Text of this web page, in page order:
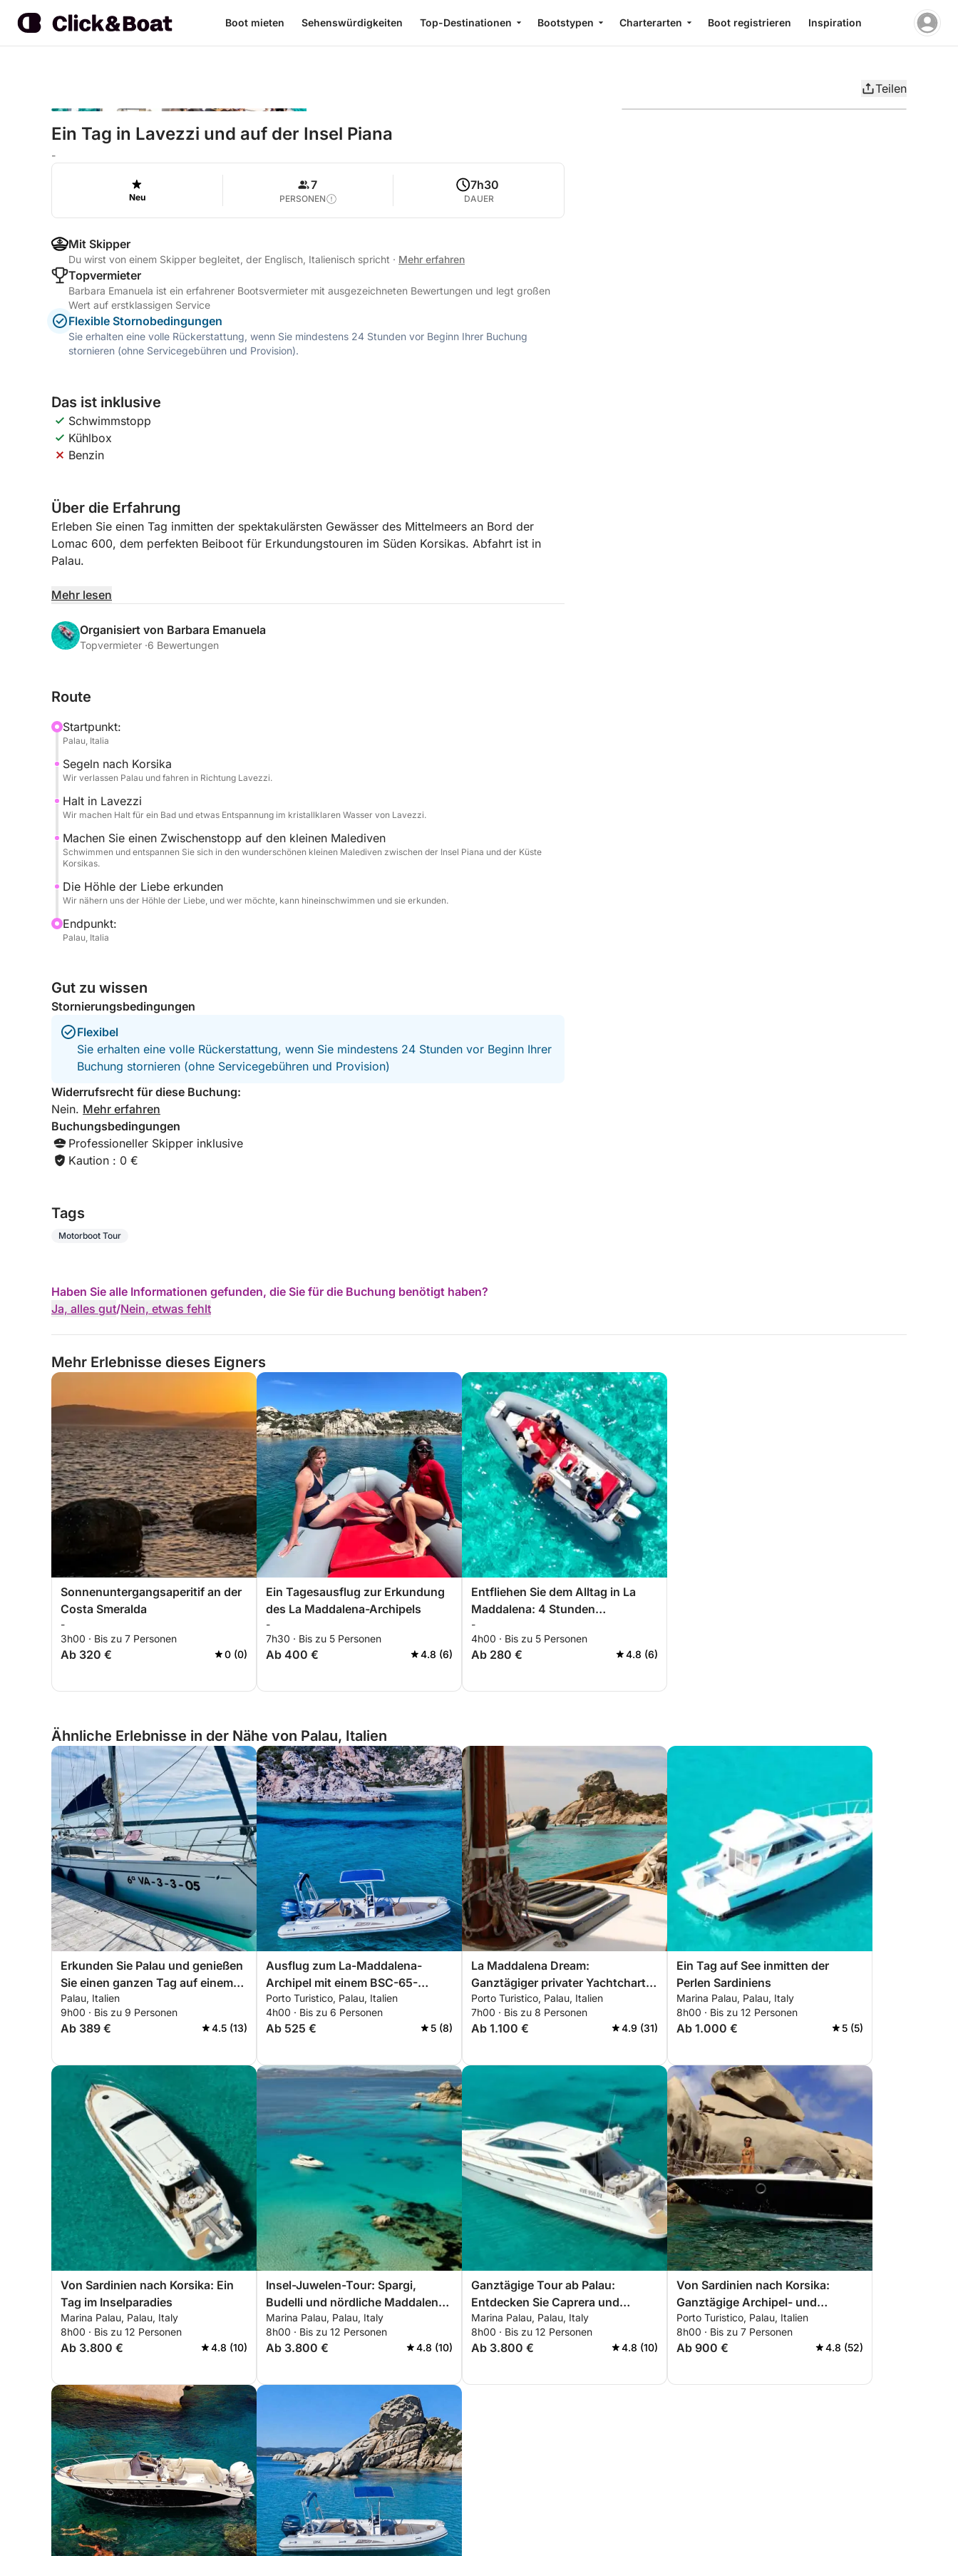
Boot mieten Sehenswürdigkeiten Top-Destinationen Bootstypen Charterarten Boot registrieren Inspiration
Teilen
Ein Tag in Lavezzi und auf der Insel Piana
-
Neu
7
PERSONEN
7h30
DAUER
Mit Skipper
Du wirst von einem Skipper begleitet, der Englisch, Italienisch spricht · Mehr erfahren
Topvermieter
Barbara Emanuela ist ein erfahrener Bootsvermieter mit ausgezeichneten Bewertungen und legt großen
Wert auf erstklassigen Service
Flexible Stornobedingungen
Sie erhalten eine volle Rückerstattung, wenn Sie mindestens 24 Stunden vor Beginn Ihrer Buchung
stornieren (ohne Servicegebühren und Provision).
Das ist inklusive
Schwimmstopp
Kühlbox
Benzin
Über die Erfahrung
Erleben Sie einen Tag inmitten der spektakulärsten Gewässer des Mittelmeers an Bord der
Lomac 600, dem perfekten Beiboot für Erkundungstouren im Süden Korsikas. Abfahrt ist in
Palau.
Wendig, stabil und ideal, um auch abgelegenere Buchten zu erreichen, bringt Sie die Lomac
Wasser und der türkisfarbene Meeresgrund bieten eine einzigartige Kulisse zum Schwimmen,
Schnorcheln und Entspannen.
und in aller Ruhe genießen möchten.
Mehr lesen
Organisiert von Barbara Emanuela
Topvermieter ·6 Bewertungen
Route
Startpunkt:
Palau, Italia
Segeln nach Korsika
Wir verlassen Palau und fahren in Richtung Lavezzi.
Halt in Lavezzi
Wir machen Halt für ein Bad und etwas Entspannung im kristallklaren Wasser von Lavezzi.
Machen Sie einen Zwischenstopp auf den kleinen Malediven
Schwimmen und entspannen Sie sich in den wunderschönen kleinen Malediven zwischen der Insel Piana und der Küste
Korsikas.
Die Höhle der Liebe erkunden
Wir nähern uns der Höhle der Liebe, und wer möchte, kann hineinschwimmen und sie erkunden.
Endpunkt:
Palau, Italia
Gut zu wissen
Stornierungsbedingungen
Flexibel
Sie erhalten eine volle Rückerstattung, wenn Sie mindestens 24 Stunden vor Beginn Ihrer
Buchung stornieren (ohne Servicegebühren und Provision)
Widerrufsrecht für diese Buchung:
Nein. Mehr erfahren
Buchungsbedingungen
Professioneller Skipper inklusive
Kaution : 0 €
Tags
Motorboot Tour
Haben Sie alle Informationen gefunden, die Sie für die Buchung benötigt haben?
Ja, alles gut/Nein, etwas fehlt
Mehr Erlebnisse dieses Eigners
Sonnenuntergangsaperitif an der
Costa Smeralda
-
3h00 · Bis zu 7 Personen
Ab 320 € 0 (0)
Ein Tagesausflug zur Erkundung
des La Maddalena-Archipels
-
7h30 · Bis zu 5 Personen
Ab 400 € 4.8 (6)
Entfliehen Sie dem Alltag in La
Maddalena: 4 Stunden
Entspannung inmitten des
Archipels
-
4h00 · Bis zu 5 Personen
Ab 280 € 4.8 (6)
Ähnliche Erlebnisse in der Nähe von Palau, Italien
Erkunden Sie Palau und genießen
Sie einen ganzen Tag auf einem
Segelboot.
Palau, Italien
9h00 · Bis zu 9 Personen
Ab 389 € 4.5 (13)
Ausflug zum La-Maddalena-
Archipel mit einem BSC-65-
Schlauchboot und Fahrer
(halbtägig, 4 Stunden)
Porto Turistico, Palau, Italien
4h00 · Bis zu 6 Personen
Ab 525 € 5 (8)
La Maddalena Dream:
Ganztägiger privater Yachtcharter
ab Palau
Porto Turistico, Palau, Italien
7h00 · Bis zu 8 Personen
Ab 1.100 € 4.9 (31)
Ein Tag auf See inmitten der
Perlen Sardiniens
Marina Palau, Palau, Italy
8h00 · Bis zu 12 Personen
Ab 1.000 € 5 (5)
Von Sardinien nach Korsika: Ein
Tag im Inselparadies
Marina Palau, Palau, Italy
8h00 · Bis zu 12 Personen
Ab 3.800 € 4.8 (10)
Insel-Juwelen-Tour: Spargi,
Budelli und nördliche Maddalena
von Palau aus
Marina Palau, Palau, Italy
8h00 · Bis zu 12 Personen
Ab 3.800 € 4.8 (10)
Ganztägige Tour ab Palau:
Entdecken Sie Caprera und
Maddalena
Marina Palau, Palau, Italy
8h00 · Bis zu 12 Personen
Ab 3.800 € 4.8 (10)
Von Sardinien nach Korsika:
Ganztägige Archipel- und
Inselhopping-Tour
Porto Turistico, Palau, Italien
8h00 · Bis zu 7 Personen
Ab 900 € 4.8 (52)